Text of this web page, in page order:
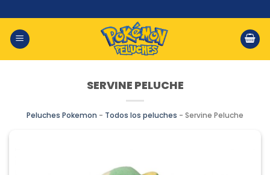
al
contenido
SERVINE PELUCHE
Peluches Pokemon - Todos los peluches - Servine Peluche